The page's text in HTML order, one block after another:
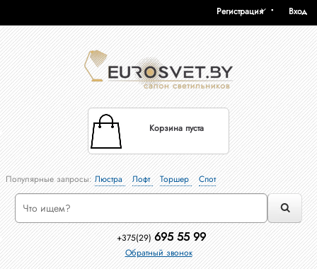
Вход
Регистрация
Корзина пуста
Популярные запросы:Люстра Лофт Торшер Спот
+375(29) 695 55 99
Обратный звонок